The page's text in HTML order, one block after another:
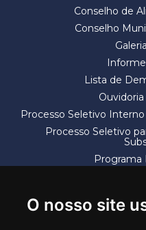
O nosso site
Conselho de
Conselho
Lista de
Processo Seletivo
Processo Seletivo
Programa